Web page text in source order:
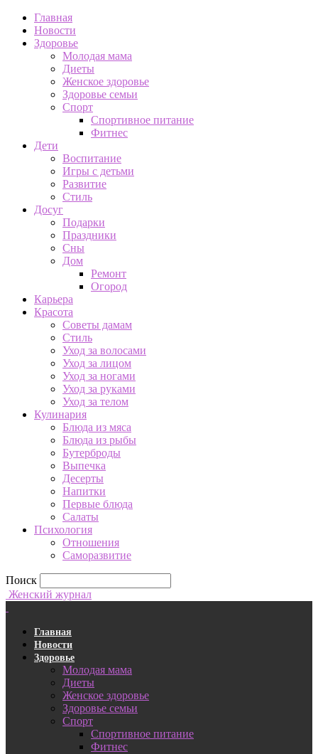
Главная
Новости
Здоровье
Молодая мама
Диеты
Женское здоровье
Здоровье семьи
Спорт
Спортивное питание
Фитнес
Дети
Воспитание
Игры с детьми
Развитие
Стиль
Досуг
Подарки
Праздники
Сны
Дом
Ремонт
Огород
Карьера
Красота
Советы дамам
Стиль
Уход за волосами
Уход за лицом
Уход за ногами
Уход за руками
Уход за телом
Кулинария
Блюда из мяса
Блюда из рыбы
Бутерброды
Выпечка
Десерты
Напитки
Первые блюда
Салаты
Психология
Отношения
Саморазвитие
Поиск
Женский журнал
Главная
Новости
Здоровье
Молодая мама
Диеты
Женское здоровье
Здоровье семьи
Спорт
Спортивное питание
Фитнес